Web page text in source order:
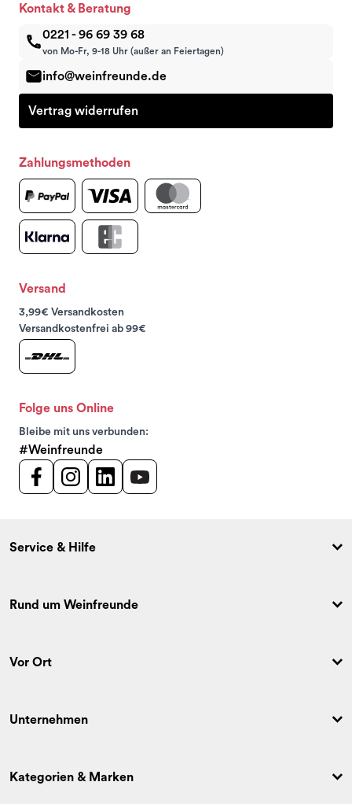
Kontakt & Beratung
0221 - 96 69 39 68
von Mo-Fr, 9-18 Uhr (außer an Feiertagen)
info@weinfreunde.de
Vertrag widerrufen
Zahlungsmethoden
Versand
3,99€ Versandkosten
Versandkostenfrei ab 99€
Folge uns Online
Bleibe mit uns verbunden:
#Weinfreunde
Service & Hilfe
Rund um Weinfreunde
Vor Ort
Unternehmen
Kategorien & Marken